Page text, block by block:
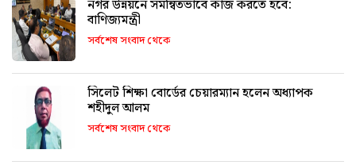
নগর উন্নয়নে সমন্বিতভাবে কাজ করতে হবে:
বাণিজ্যমন্ত্রী
সর্বশেষ সংবাদ থেকে
সিলেট শিক্ষা বোর্ডের চেয়ারম্যান হলেন অধ্যাপক
শহীদুল আলম
সর্বশেষ সংবাদ থেকে